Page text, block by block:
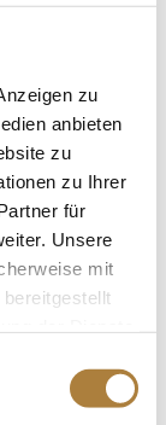
zu
anbieten
zu
zu Ihrer
für
Unsere
mit
Mit
und mit
dritten
führte.
Friso
Crazy